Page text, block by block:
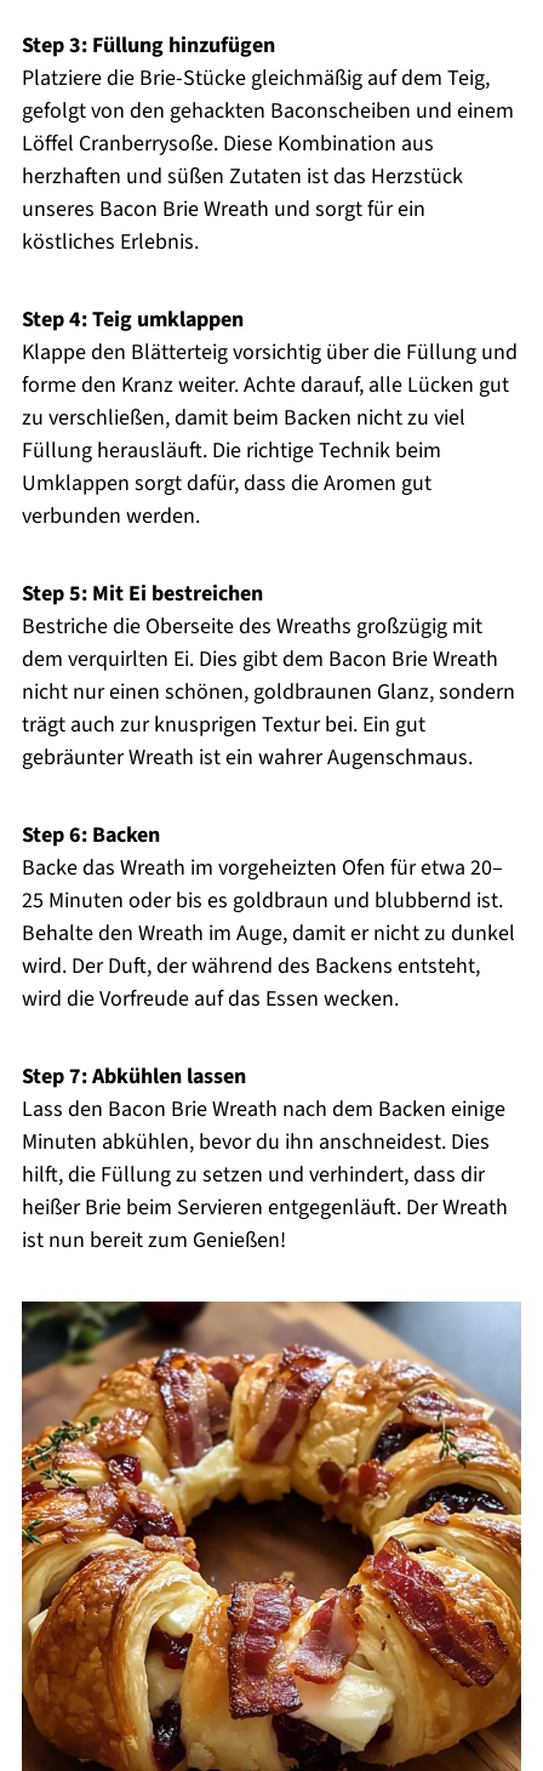
Step 3: Füllung hinzufügen
Platziere die Brie-Stücke gleichmäßig auf dem Teig,
gefolgt von den gehackten Baconscheiben und einem
Löffel Cranberrysoße. Diese Kombination aus
herzhaften und süßen Zutaten ist das Herzstück
unseres Bacon Brie Wreath und sorgt für ein
köstliches Erlebnis.
Step 4: Teig umklappen
Klappe den Blätterteig vorsichtig über die Füllung und
forme den Kranz weiter. Achte darauf, alle Lücken gut
zu verschließen, damit beim Backen nicht zu viel
Füllung herausläuft. Die richtige Technik beim
Umklappen sorgt dafür, dass die Aromen gut
verbunden werden.
Step 5: Mit Ei bestreichen
Bestriche die Oberseite des Wreaths großzügig mit
dem verquirlten Ei. Dies gibt dem Bacon Brie Wreath
nicht nur einen schönen, goldbraunen Glanz, sondern
trägt auch zur knusprigen Textur bei. Ein gut
gebräunter Wreath ist ein wahrer Augenschmaus.
Step 6: Backen
Backe das Wreath im vorgeheizten Ofen für etwa 20–
25 Minuten oder bis es goldbraun und blubbernd ist.
Behalte den Wreath im Auge, damit er nicht zu dunkel
wird. Der Duft, der während des Backens entsteht,
wird die Vorfreude auf das Essen wecken.
Step 7: Abkühlen lassen
Lass den Bacon Brie Wreath nach dem Backen einige
Minuten abkühlen, bevor du ihn anschneidest. Dies
hilft, die Füllung zu setzen und verhindert, dass dir
heißer Brie beim Servieren entgegenläuft. Der Wreath
ist nun bereit zum Genießen!